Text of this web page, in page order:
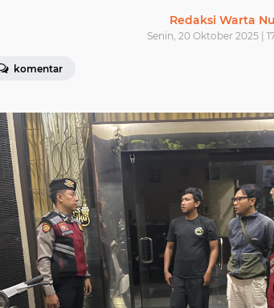
Redaksi Warta
Senin, 20 Oktober 2025 |
komentar